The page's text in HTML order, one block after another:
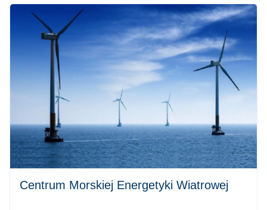
Centrum Morskiej Energetyki Wiatrowej